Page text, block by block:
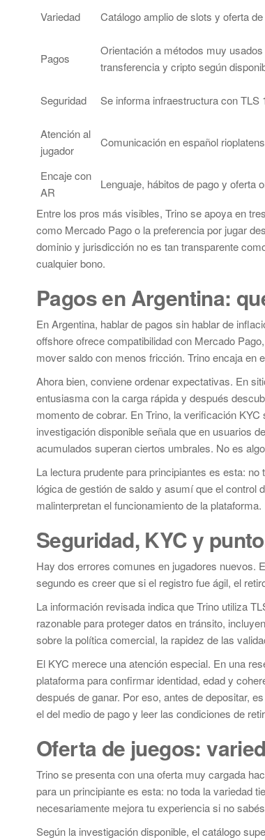
Variedad Catálogo amplio de slots y oferta
Pagos
Orientación a métodos muy
transferencia y cripto según
Seguridad Se informa infraestructura con TLS
Atención al
jugador
Comunicación en español
Encaje con
AR
Lenguaje, hábitos de pago y oferta
Entre los pros más visibles, Trino se apoya en
como Mercado Pago o la preferencia por jugar
dominio y jurisdicción no es tan transparente
cualquier bono.
Pagos en Argentina:
En Argentina, hablar de pagos sin hablar de
offshore ofrece compatibilidad con Mercado
mover saldo con menos fricción. Trino encaja en
Ahora bien, conviene ordenar expectativas. En
entusiasma con la carga rápida y después
momento de cobrar. En Trino, la verificación
investigación disponible señala que en usuarios
acumulados superan ciertos umbrales. No es
La lectura prudente para principiantes es esta:
lógica de gestión de saldo y asumí que el
malinterpretan el funcionamiento de la plataforma.
Seguridad, KYC y
Hay dos errores comunes en jugadores nuevos.
segundo es creer que si el registro fue ágil, el
La información revisada indica que Trino utiliza
razonable para proteger datos en tránsito,
sobre la política comercial, la rapidez de las
El KYC merece una atención especial. En una
plataforma para confirmar identidad, edad y
después de ganar. Por eso, antes de depositar,
el del medio de pago y leer las condiciones de
Oferta de juegos:
Trino se presenta con una oferta muy cargada
para un principiante es esta: no toda la variedad
necesariamente mejora tu experiencia si no
Según la investigación disponible, el catálogo